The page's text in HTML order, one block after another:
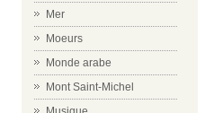
Mer
Moeurs
Monde arabe
Mont Saint-Michel